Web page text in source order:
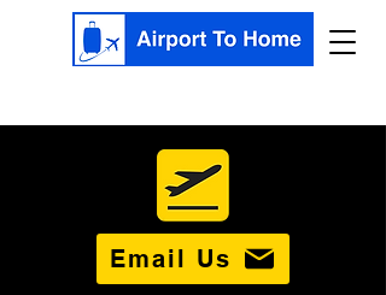
Email Us